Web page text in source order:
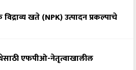
विद्राव्य खते (NPK) उत्पादन प्रकल्पाचे
एफपीओ-नेतृत्वाखालील